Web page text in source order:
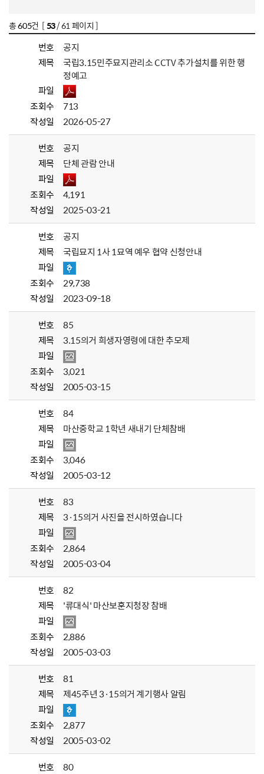
총605건 [53/ 61 페이지 ]
번호
공지
제목
국립3.15민주묘지관리소 CCTV 추가설치를 위한 행
정예고
파일
조회수
713
작성일
2026-05-27
번호
공지
제목
단체 관람 안내
파일
조회수
4,191
작성일
2025-03-21
번호
공지
제목
국립묘지 1사 1묘역 예우 협약 신청안내
파일
조회수
29,738
작성일
2023-09-18
번호
85
제목
3.15의거 희생자영령에 대한 추모제
파일
조회수
3,021
작성일
2005-03-15
번호
84
제목
마산중학교 1학년 새내기 단체참배
파일
조회수
3,046
작성일
2005-03-12
번호
83
제목
3·15의거 사진을 전시하였습니다
파일
조회수
2,864
작성일
2005-03-04
번호
82
제목
'류대식' 마산보훈지청장 참배
파일
조회수
2,886
작성일
2005-03-03
번호
81
제목
제45주년 3·15의거 계기행사 알림
파일
조회수
2,877
작성일
2005-03-02
번호
80